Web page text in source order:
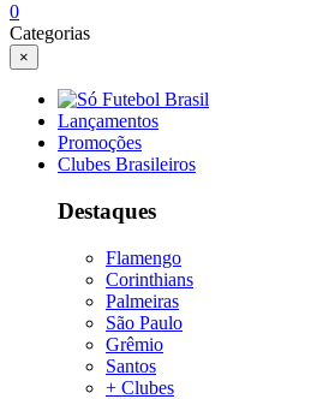
0
Categorias
×
Lançamentos
Promoções
Clubes Brasileiros
Destaques
Flamengo
Corinthians
Palmeiras
São Paulo
Grêmio
Santos
+ Clubes